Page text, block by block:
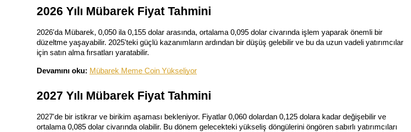
Bilgi
Ticaret bilgileri vb. dahil olmak üzere büyük veri analizi.
2026 Yılı Mübarek Fiyat Tahmini
2026'da Mübarek, 0,050 ila 0,155 dolar arasında, ortalama 0,095 dolar civarında işlem yaparak önemli bir
düzeltme yaşayabilir. 2025'teki güçlü kazanımların ardından bir düşüş gelebilir ve bu da uzun vadeli yatırımcılar
için satın alma fırsatları yaratabilir.
Devamını oku: Mübarek Meme Coin Yükseliyor
2027 Yılı Mübarek Fiyat Tahmini
2027'de bir istikrar ve birikim aşaması bekleniyor. Fiyatlar 0,060 dolardan 0,125 dolara kadar değişebilir ve
ortalama 0,085 dolar civarında olabilir. Bu dönem gelecekteki yükseliş döngülerini öngören sabırlı yatırımcıları